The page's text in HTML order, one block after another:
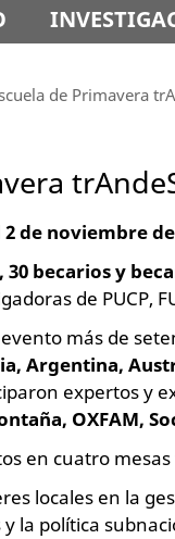
de Primavera
de noviembre de
30 becarios y
de PUCP,
más de
Argentina,
expertos y
OXFAM,
en cuatro
locales en la
la política